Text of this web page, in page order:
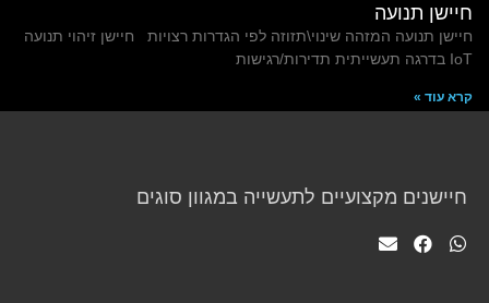
חיישן תנועה
חיישן תנועה המזהה שינוי\תזוזה לפי הגדרות רצויות חיישן זיהוי תנועה
IoT בדרגה תעשייתית תדירות/רגישות
קרא עוד »
חיישנים מקצועיים לתעשייה במגוון סוגים